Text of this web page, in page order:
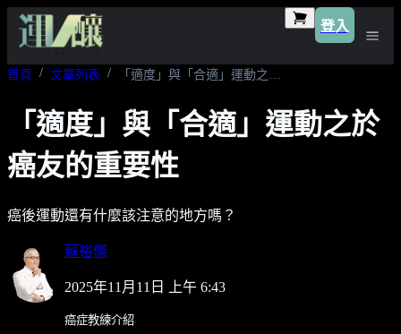
登入
首頁 文章列表 「適度」與「合適」運動之於癌友的重要性
「適度」與「合適」運動之於
癌友的重要性
癌後運動還有什麼該注意的地方嗎？
蘇裕傑
2025年11月11日 上午 6:43
癌症教練介紹